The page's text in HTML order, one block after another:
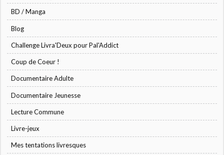
BD / Manga
Blog
Challenge Livra'Deux pour Pal'Addict
Coup de Coeur !
Documentaire Adulte
Documentaire Jeunesse
Lecture Commune
Livre-jeux
Mes tentations livresques